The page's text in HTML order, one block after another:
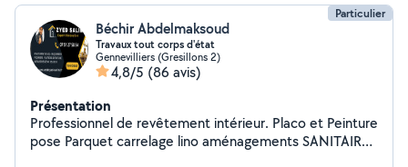
Particulier
Béchir Abdelmaksoud
Travaux tout corps d'état
Gennevilliers (Gresillons 2)
4,8/5 (86 avis)
Présentation
Professionnel de revêtement intérieur. Placo et Peinture
pose Parquet carrelage lino aménagements SANITAIRE